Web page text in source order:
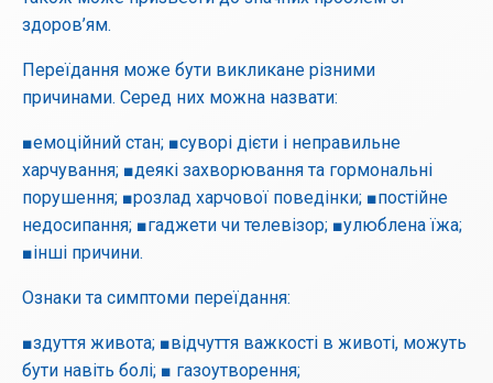
здоров’ям.
Переїдання може бути викликане різними
причинами. Серед них можна назвати:
■емоційний стан; ■суворі дієти і неправильне
харчування; ■деякі захворювання та гормональні
порушення; ■розлад харчової поведінки; ■постійне
недосипання; ■гаджети чи телевізор; ■улюблена їжа;
■інші причини.
Ознаки та симптоми переїдання:
■здуття живота; ■відчуття важкості в животі, можуть
бути навіть болі; ■ газоутворення;